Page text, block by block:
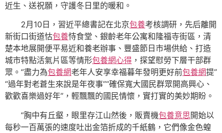
近生、送祝願，守護冬日里的暖和。
2月10日，習近平總書記在北京包養考核調研，先后離開
新街口街道怙包養恃食堂、銀齡老年公寓和隆福寺街區，清
楚本地展開便平易近和養老辦事、豐盛節日市場供給、打造
城市特點活氣片區等情形包養網心得 ，探望慰勞下層干部群
眾。“盡力為包養網老年人安享幸福暮年發明更好前包養網提”
“過年對老蒼生來說是年夜事”“確保寬大國民群眾開高興心、
歡歡喜樂過好年”，輕飄飄的國民情懷，實打實的美妙期盼。
“胸中有丘壑，眼里存江山然後，販賣機包養意思開始以
每秒一百萬張的速度吐出金箔折成的千紙鶴，它們像金色蝗